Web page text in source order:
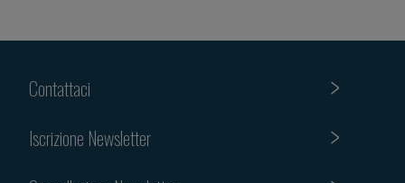
Contattaci
Iscrizione Newsletter